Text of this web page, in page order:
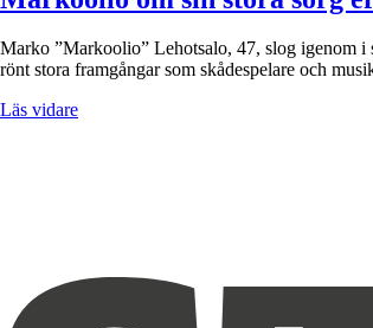
Marko ”Markoolio” Lehotsalo, 47, slog igenom i
rönt stora framgångar som skådespelare och
Läs vidare